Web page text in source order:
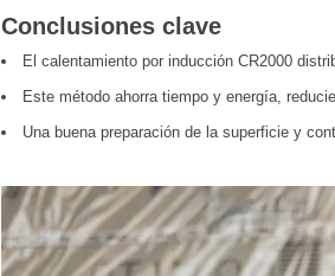
Conclusiones clave
El calentamiento por inducción CR2000
Este método ahorra tiempo y energía,
Una buena preparación de la superficie y